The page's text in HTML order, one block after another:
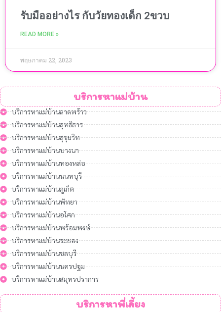
รับมืออย่างไร กับวัยทองเด็ก 2ขวบ
READ MORE »
พฤษภาคม 22, 2023
บริการหาแม่บ้าน
บริการหาแม่บ้านลาดพร้าว
บริการหาแม่บ้านสุทธิสาร
บริการหาแม่บ้านสุขุมวิท
บริการหาแม่บ้านบางนา
บริการหาแม่บ้านทองหล่อ
บริการหาแม่บ้านนนทบุรี
บริการหาแม่บ้านภูเก็ต
บริการหาแม่บ้านพัทยา
บริการหาแม่บ้านอโศก
บริการหาแม่บ้านพร้อมพงษ์
บริการหาแม่บ้านระยอง
บริการหาแม่บ้านชลบุรี
บริการหาแม่บ้านนครปฐม
บริการหาแม่บ้านสมุทรปราการ
บริการหาพี่เลี้ยง